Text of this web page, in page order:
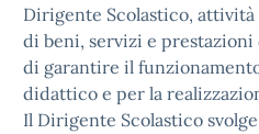
Dirigente Scolastico, attività
di beni, servizi e
di garantire il
didattico e per la
Il Dirigente Scolastico